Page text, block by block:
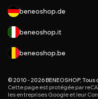
beneoshop.de
beneoshop.it
beneoshop.be
© 2010 - 2026 BENEOSHOP,
Cette page est protégée par
les entreprises Google et leur